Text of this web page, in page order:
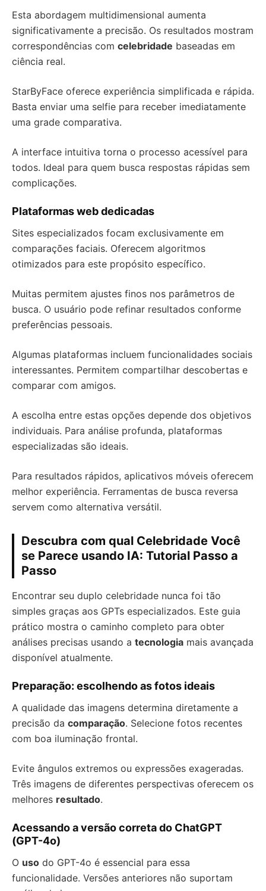
Esta abordagem multidimensional aumenta
significativamente a precisão. Os resultados mostram
correspondências com celebridade baseadas em
ciência real.
StarByFace oferece experiência simplificada e rápida.
Basta enviar uma selfie para receber imediatamente
uma grade comparativa.
A interface intuitiva torna o processo acessível para
todos. Ideal para quem busca respostas rápidas sem
complicações.
Plataformas web dedicadas
Sites especializados focam exclusivamente em
comparações faciais. Oferecem algoritmos
otimizados para este propósito específico.
Muitas permitem ajustes finos nos parâmetros de
busca. O usuário pode refinar resultados conforme
preferências pessoais.
Algumas plataformas incluem funcionalidades sociais
interessantes. Permitem compartilhar descobertas e
comparar com amigos.
A escolha entre estas opções depende dos objetivos
individuais. Para análise profunda, plataformas
especializadas são ideais.
Para resultados rápidos, aplicativos móveis oferecem
melhor experiência. Ferramentas de busca reversa
servem como alternativa versátil.
Descubra com qual Celebridade Você
se Parece usando IA: Tutorial Passo a
Passo
Encontrar seu duplo celebridade nunca foi tão
simples graças aos GPTs especializados. Este guia
prático mostra o caminho completo para obter
análises precisas usando a tecnologia mais avançada
disponível atualmente.
Preparação: escolhendo as fotos ideais
A qualidade das imagens determina diretamente a
precisão da comparação. Selecione fotos recentes
com boa iluminação frontal.
Evite ângulos extremos ou expressões exageradas.
Três imagens de diferentes perspectivas oferecem os
melhores resultado.
Acessando a versão correta do ChatGPT
(GPT-4o)
O uso do GPT-4o é essencial para essa
funcionalidade. Versões anteriores não suportam